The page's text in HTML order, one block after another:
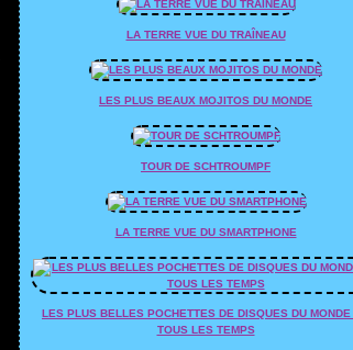
LA TERRE VUE DU TRAÎNEAU
LES PLUS BEAUX MOJITOS DU MONDE
TOUR DE SCHTROUMPF
LA TERRE VUE DU SMARTPHONE
LES PLUS BELLES POCHETTES DE DISQUES DU MONDE
TOUS LES TEMPS